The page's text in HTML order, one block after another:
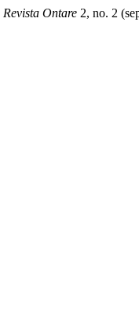
Revista Ontare 2, no. 2